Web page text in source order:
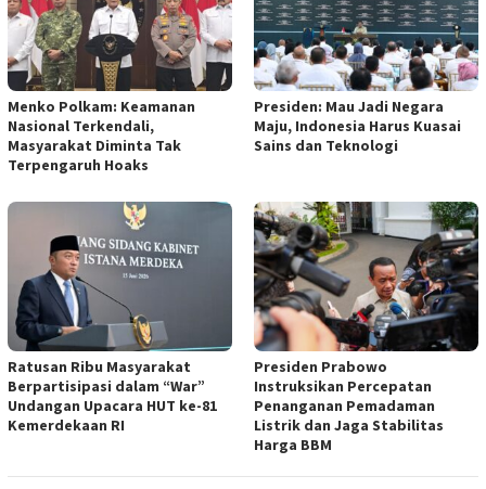
Menko Polkam: Keamanan
Nasional Terkendali,
Masyarakat Diminta Tak
Terpengaruh Hoaks
Presiden: Mau Jadi Negara
Maju, Indonesia Harus Kuasai
Sains dan Teknologi
Ratusan Ribu Masyarakat
Berpartisipasi dalam “War”
Undangan Upacara HUT ke-81
Kemerdekaan RI
Presiden Prabowo
Instruksikan Percepatan
Penanganan Pemadaman
Listrik dan Jaga Stabilitas
Harga BBM